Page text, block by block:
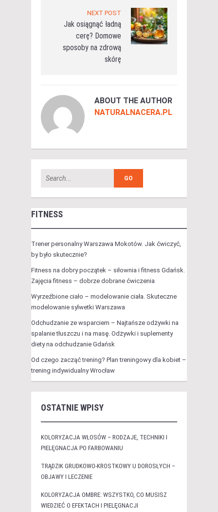
NEXT POST
Jak osiągnąć ładną
cerę? Domowe
sposoby na zdrową
skórę
ABOUT THE AUTHOR
NATURALNACERA.PL
FITNESS
Trener personalny Warszawa Mokotów. Jak ćwiczyć,
by było skutecznie?
Fitness na dobry początek – siłownia i fitness Gdańsk.
Zajęcia fitness – dobrze dobrane ćwiczenia
Wyrzeźbione ciało – modelowanie ciała. Skuteczne
modelowanie sylwetki Warszawa
Odchudzanie ze wsparciem – Najtańsze odżywki na
spalanie tłuszczu i na masę. Odżywki i suplementy
diety na odchudzanie Gdańsk
Od czego zacząć trening? Plan treningowy dla kobiet –
trening indywidualny Wrocław
OSTATNIE WPISY
KOLORYZACJA WŁOSÓW – RODZAJE, TECHNIKI I
PIELĘGNACJA PO FARBOWANIU
TRĄDZIK GRUDKOWO-KROSTKOWY U DOROSŁYCH –
OBJAWY I LECZENIE
KOLORYZACJA OMBRE: WSZYSTKO, CO MUSISZ
WIEDZIEĆ O EFEKTACH I PIELĘGNACJI